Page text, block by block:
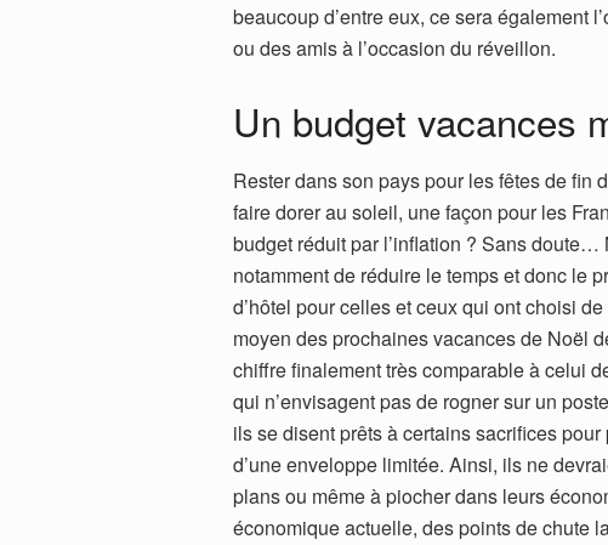
beaucoup d’entre eux, ce sera également
ou des amis à l’occasion du réveillon.
Un budget vacances
Rester dans son pays pour les fêtes de fin
faire dorer au soleil, une façon pour les
budget réduit par l’inflation ? Sans
notamment de réduire le temps et donc le
d’hôtel pour celles et ceux qui ont choisi
moyen des prochaines vacances de Noël
chiffre finalement très comparable à celui
qui n’envisagent pas de rogner sur un
ils se disent prêts à certains sacrifices
d’une enveloppe limitée. Ainsi, ils ne
plans ou même à piocher dans leurs
économique actuelle, des points de chute